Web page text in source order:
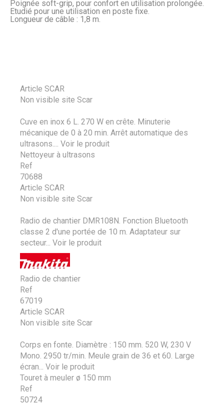
Poignée soft-grip, pour confort en utilisation prolongée.
Etudié pour une utilisation en poste fixe.
Longueur de câble : 1,8 m.
Article SCAR
Non visible site Scar
Cuve en inox 6 L. 270 W en crête. Minuterie
mécanique de 0 à 20 min. Arrêt automatique des
ultrasons....
Voir le produit
Nettoyeur à ultrasons
Ref
70688
Article SCAR
Non visible site Scar
Radio de chantier DMR108N. Fonction Bluetooth
classe 2 d'une portée de 10 m. Adaptateur sur
secteur...
Voir le produit
Radio de chantier
Ref
67019
Article SCAR
Non visible site Scar
Corps en fonte. Diamètre : 150 mm. 520 W, 230 V
Mono. 2950 tr/min. Meule grain de 36 et 60. Large
écran...
Voir le produit
Touret à meuler ø 150 mm
Ref
50724